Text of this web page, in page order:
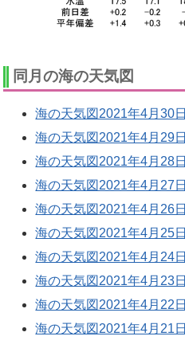
同月の海の天気図
海の天気図2021年4月30日
海の天気図2021年4月29日
海の天気図2021年4月28日
海の天気図2021年4月27日
海の天気図2021年4月26日
海の天気図2021年4月25日
海の天気図2021年4月24日
海の天気図2021年4月23日
海の天気図2021年4月22日
海の天気図2021年4月21日